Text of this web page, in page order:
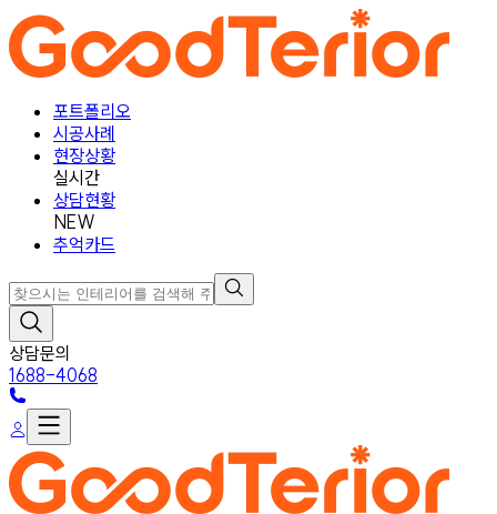
포트폴리오
시공사례
현장상황
실시간
상담현황
NEW
추억카드
상담문의
1688-4068